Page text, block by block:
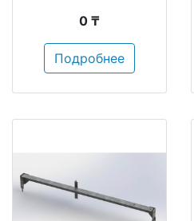
0 ₸
Подробнее